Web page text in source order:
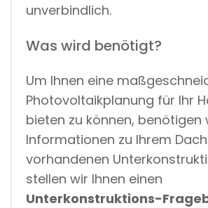
unverbindlich.
Was wird benötigt?
Um Ihnen eine
Photovoltaikplanung für Ihr
bieten zu können, benötigen
Informationen zu Ihrem
vorhandenen
stellen wir Ihnen einen
Unterkonstruktions-